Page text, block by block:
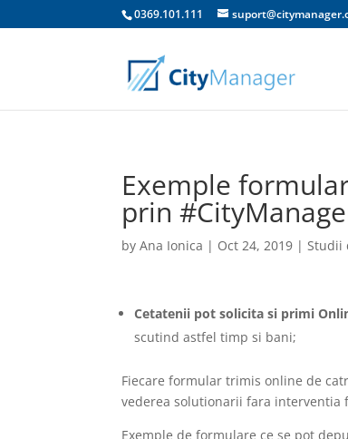
0369.101.111
Exemple
prin
byAna Ionica | Oct 24, 2019 |Studii
Cetatenii pot solicita si primi
scutind astfel timp si bani;
Fiecare formular trimis online de
vederea solutionarii fara
Exemple de formulare ce se pot